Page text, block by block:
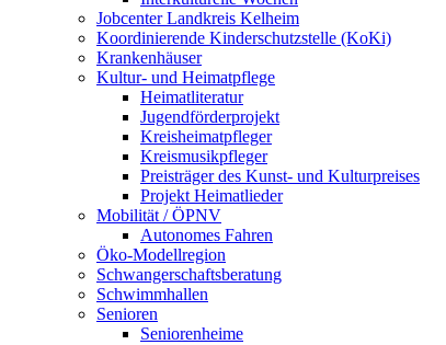
Jobcenter Landkreis Kelheim
Koordinierende Kinderschutzstelle (KoKi)
Krankenhäuser
Kultur- und Heimatpflege
Heimatliteratur
Jugendförderprojekt
Kreisheimatpfleger
Kreismusikpfleger
Preisträger des Kunst- und Kulturpreises
Projekt Heimatlieder
Mobilität / ÖPNV
Autonomes Fahren
Öko-Modellregion
Schwangerschaftsberatung
Schwimmhallen
Senioren
Seniorenheime